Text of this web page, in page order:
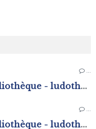
…
Programme de l'été de la bibliothèque - ludothèque
…
Programme de l'été de la bibliothèque - ludothèque